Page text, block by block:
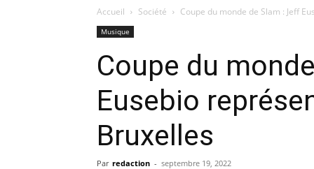
Accueil Société Coupe du monde de Slam : Jeff
Musique
Coupe du
Eusebio
Bruxelles
Par redaction - septembre 19, 2022